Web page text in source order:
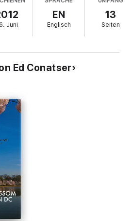
WWII, and Martin Luther King
and the USMC War Memorial are
in nearby Arlington, Va.
sites.
Juni
EN
Englisch
13
Seiten
Ed Conatser